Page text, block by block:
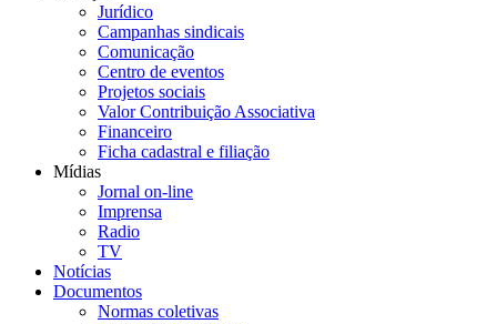
Jurídico
Campanhas sindicais
Comunicação
Centro de eventos
Projetos sociais
Valor Contribuição Associativa
Financeiro
Ficha cadastral e filiação
Mídias
Jornal on-line
Imprensa
Radio
TV
Notícias
Documentos
Normas coletivas